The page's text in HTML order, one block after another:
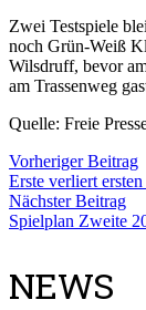
Zwei Testspiele
noch Grün-Weiß
Wilsdruff, bevor
am Trassenweg
Quelle: Freie
Vorheriger Beitrag
Erste verliert
Nächster Beitrag
Spielplan Zweite
NEWS